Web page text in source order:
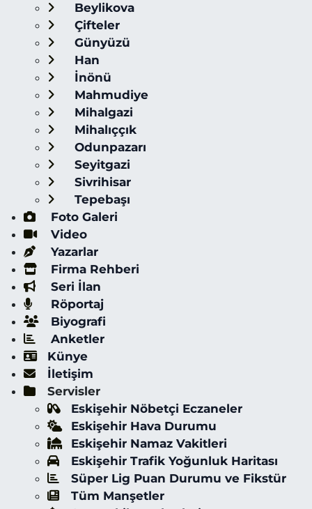
Beylikova
Çifteler
Günyüzü
Han
İnönü
Mahmudiye
Mihalgazi
Mihalıççık
Odunpazarı
Seyitgazi
Sivrihisar
Tepebaşı
Foto Galeri
Video
Yazarlar
Firma Rehberi
Seri İlan
Röportaj
Biyografi
Anketler
Künye
İletişim
Servisler
Eskişehir Nöbetçi Eczaneler
Eskişehir Hava Durumu
Eskişehir Namaz Vakitleri
Eskişehir Trafik Yoğunluk Haritası
Süper Lig Puan Durumu ve Fikstür
Tüm Manşetler